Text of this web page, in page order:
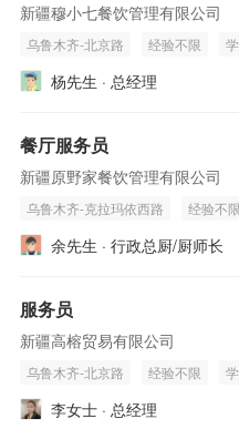
新疆穆小七餐饮管理有限公司
乌鲁木齐-北京路 经验不限
杨先生 · 总经理
餐厅服务员
新疆原野家餐饮管理有限公司
乌鲁木齐-克拉玛依西路 经验不限
余先生 · 行政总厨/厨师长
服务员
新疆高榕贸易有限公司
乌鲁木齐-北京路 经验不限
李女士 · 总经理